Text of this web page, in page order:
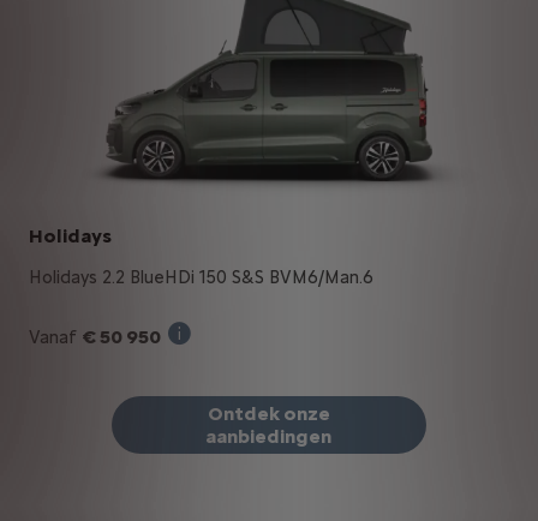
Holidays
Holidays 2.2 BlueHDi 150 S&S BVM6/Man.6
Vanaf € 50 950
Ontdek onze
aanbiedingen